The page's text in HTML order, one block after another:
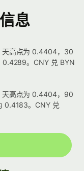
息
天高点为 0.4404，30
0.4289。CNY 兑 BYN
天高点为 0.4404，90
0.4183。CNY 兑